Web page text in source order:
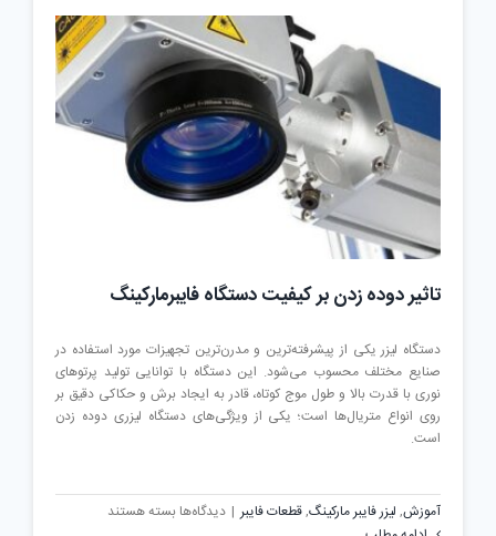
لیزر
فایبر
ضروری
است؟
تاثیر دوده زدن بر کیفیت دستگاه فایبرمارکینگ
دستگاه لیزر یکی از پیشرفته‌ترین و مدرن‌ترین تجهیزات مورد استفاده در
صنایع مختلف محسوب می‌شود. این دستگاه با توانایی تولید پرتوهای
نوری با قدرت بالا و طول موج کوتاه، قادر به ایجاد برش و حکاکی دقیق بر
روی انواع متریال‌ها است؛ یکی از ویژگی‌های دستگاه لیزری دوده زدن
است.
آموزش, لیزر فایبر مارکینگ,قطعات فایبر | دیدگاه‌ها برای
بسته هستند